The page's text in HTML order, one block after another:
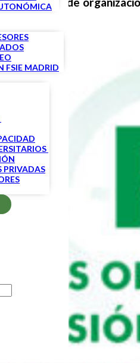
FSIE MADRID
PRIVADAS